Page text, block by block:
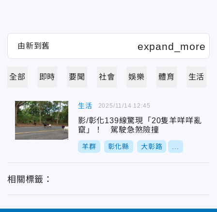
全部 即時 要聞 社會 娛樂 體育 生活
生活
影/彰化139線驚現「20隻羊咩咩亂
竄」！ 駕駛急煞險撞
羊群 彰化縣 大彰路
2025/11/14 12:45
相關標籤：